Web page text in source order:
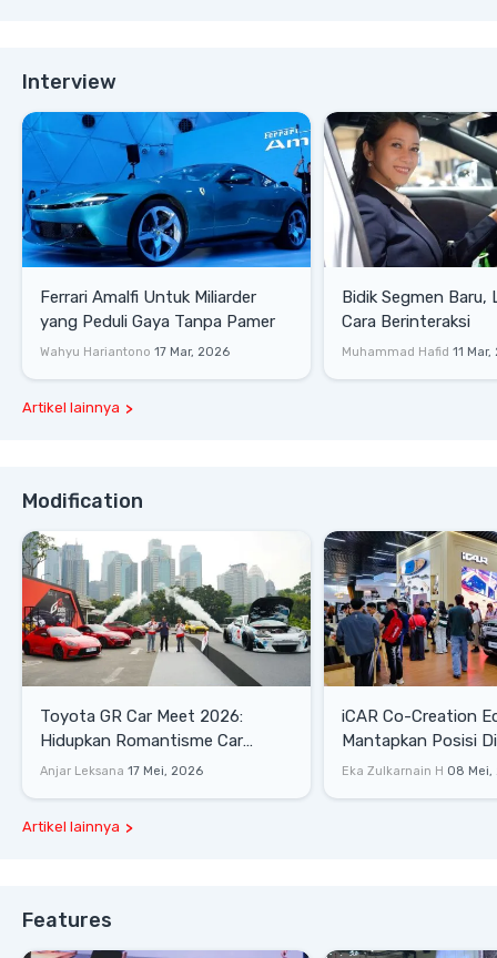
Interview
Ferrari Amalfi Untuk Miliarder
yang Peduli Gaya Tanpa Pamer
Wahyu Hariantono 17 Mar, 2026
Bidik Segmen Baru,
Cara Berinteraksi
Muhammad Hafid 11
Artikel lainnya
Modification
Toyota GR Car Meet 2026:
Hidupkan Romantisme Car
Culture Era 90-an
Anjar Leksana 17 Mei, 2026
iCAR Co-Creation
Mantapkan Posisi
Gaya Hidup
Eka Zulkarnain H 08 Mei,
Artikel lainnya
Features